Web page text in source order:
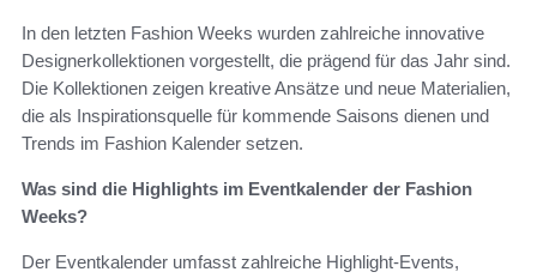
In den letzten Fashion Weeks wurden zahlreiche innovative
Designerkollektionen vorgestellt, die prägend für das Jahr sind.
Die Kollektionen zeigen kreative Ansätze und neue Materialien,
die als Inspirationsquelle für kommende Saisons dienen und
Trends im Fashion Kalender setzen.
Was sind die Highlights im Eventkalender der Fashion
Weeks?
Der Eventkalender umfasst zahlreiche Highlight-Events,